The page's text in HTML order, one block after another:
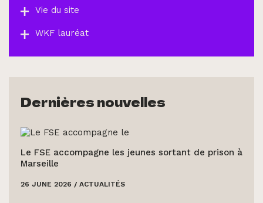
Vie du site
WKF lauréat
Dernières nouvelles
Le FSE accompagne les jeunes sortant de prison à
Marseille
26 JUNE 2026 / ACTUALITÉS